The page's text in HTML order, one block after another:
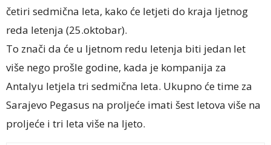
četiri sedmična leta, kako će letjeti do kraja ljetnog
reda letenja (25.oktobar).
To znači da će u ljetnom redu letenja biti jedan let
više nego prošle godine, kada je kompanija za
Antalyu letjela tri sedmična leta. Ukupno će time za
Sarajevo Pegasus na proljeće imati šest letova više na
proljeće i tri leta više na ljeto.